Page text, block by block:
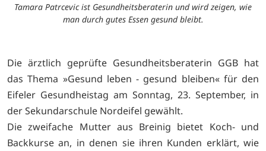
Tamara Patrcevic ist Gesundheitsberaterin und wird zeigen, wie
man durch gutes Essen gesund bleibt.
Die ärztlich geprüfte Gesundheitsberaterin GGB hat
das Thema »Gesund leben - gesund bleiben« für den
Eifeler Gesundheistag am Sonntag, 23. September, in
der Sekundarschule Nordeifel gewählt.
Die zweifache Mutter aus Breinig bietet Koch- und
Backkurse an, in denen sie ihren Kunden erklärt, wie